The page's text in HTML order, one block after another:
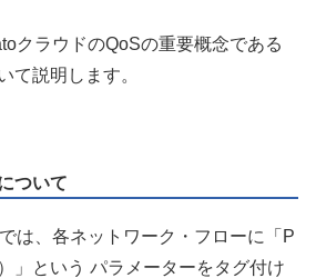
クラウドのQoSの重要概念である
て説明します。
ついて
は、各ネットワーク・フローに「P
」という パラメーターをタグ付け